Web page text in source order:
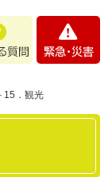
・
15．観光